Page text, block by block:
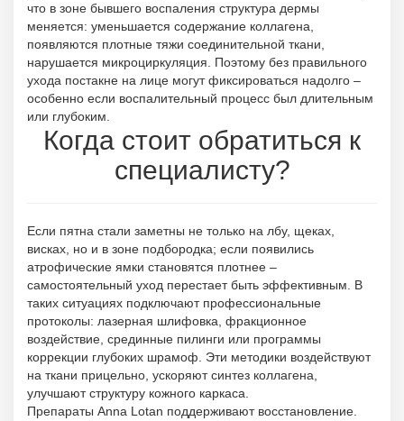
что в зоне бывшего воспаления структура дермы
меняется: уменьшается содержание коллагена,
появляются плотные тяжи соединительной ткани,
нарушается микроциркуляция. Поэтому без правильного
ухода постакне на лице могут фиксироваться надолго –
особенно если воспалительный процесс был длительным
или глубоким.
Когда стоит обратиться к
специалисту?
Если пятна стали заметны не только на лбу, щеках,
висках, но и в зоне подбородка; если появились
атрофические ямки становятся плотнее –
самостоятельный уход перестает быть эффективным. В
таких ситуациях подключают профессиональные
протоколы: лазерная шлифовка, фракционное
воздействие, срединные пилинги или программы
коррекции глубоких шрамоф. Эти методики воздействуют
на ткани прицельно, ускоряют синтез коллагена,
улучшают структуру кожного каркаса.
Препараты Anna Lotan поддерживают восстановление.